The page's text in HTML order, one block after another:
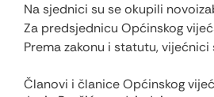
Na sjednici su se okupili
Za predsjednicu Općinskog
Prema zakonu i statutu,
Članovi i članice Općinskog